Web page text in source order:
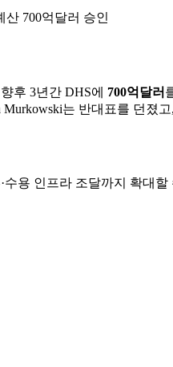
후 3년간 DHS에 700억달러
는 반대표를 던졌
용 인프라 조달까지 확대